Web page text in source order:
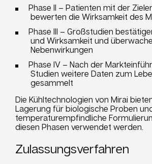
Phase II – Patienten mit der
bewerten die Wirksamkeit des
Phase III – Großstudien
und Wirksamkeit und
Nebenwirkungen
Phase IV – Nach der
Studien weitere Daten zum
gesammelt
Die Kühltechnologien von Mirai
Lagerung für biologische Proben
temperaturempfindliche
diesen Phasen verwendet werden.
Zulassungsverfahren